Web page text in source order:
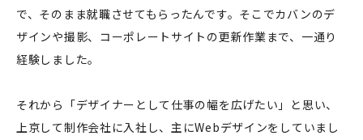
で、そのまま就職させてもらったんです。そこでカバンのデ
ザインや撮影、コーポレートサイトの更新作業まで、一通り
経験しました。
それから「デザイナーとして仕事の幅を広げたい」と思い、
上京して制作会社に入社し、主にWebデザインをしていまし